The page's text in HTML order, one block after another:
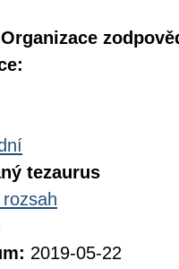
Organizace
tezaurus
2019-05-22